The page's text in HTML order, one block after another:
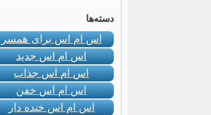
دسته‌ها
اس ام اس برای همسر
اس ام اس جدید
اس ام اس جذاب
اس ام اس خفن
اس ام اس خنده دار